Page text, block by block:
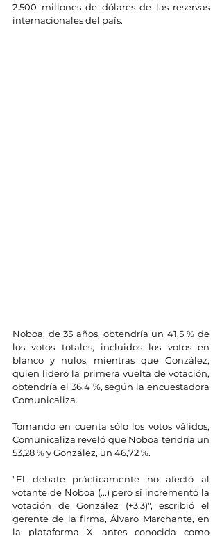
2.500 millones de dólares de las reservas
internacionales del país.
Noboa, de 35 años, obtendría un 41,5 % de
los votos totales, incluidos los votos en
blanco y nulos, mientras que González,
quien lideró la primera vuelta de votación,
obtendría el 36,4 %, según la encuestadora
Comunicaliza.
Tomando en cuenta sólo los votos válidos,
Comunicaliza reveló que Noboa tendría un
53,28 % y González, un 46,72 %.
"El debate prácticamente no afectó al
votante de Noboa (...) pero sí incrementó la
votación de González (+3,3)", escribió el
gerente de la firma, Álvaro Marchante, en
la plataforma X, antes conocida como